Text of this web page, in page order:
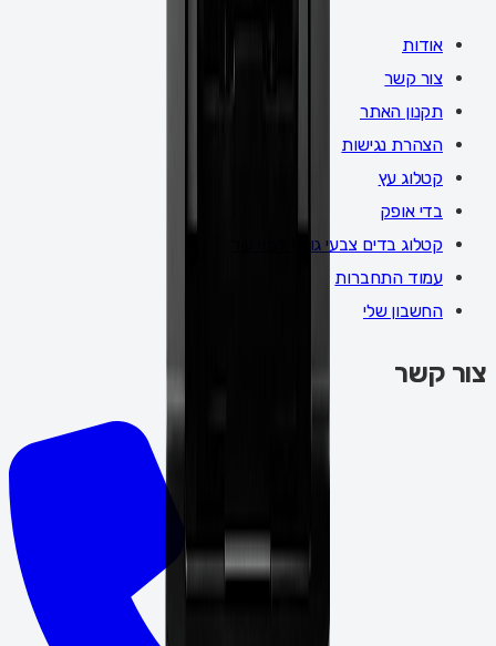
אודות
צור קשר
תקנון האתר
הצהרת נגישות
קטלוג עץ
בדי אופק
קטלוג בדים צבעי גולף דמוי עור
עמוד התחברות
החשבון שלי
צור קשר